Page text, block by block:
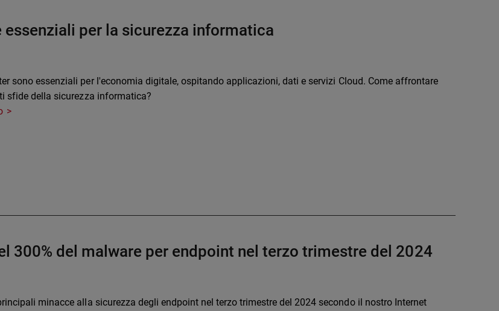
per la sicurezza informatica
sono essenziali per l'economia digitale, ospitando applicazioni, dati e servizi Cloud. Come affrontare
sfide della sicurezza informatica?
300% del malware per endpoint nel terzo trimestre del 2024
minacce alla sicurezza degli endpoint nel terzo trimestre del 2024 secondo il nostro Internet